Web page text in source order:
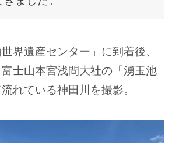
界遺産センター」に到着後、
士山本宮浅間大社の「湧玉池
れている神田川を撮影。